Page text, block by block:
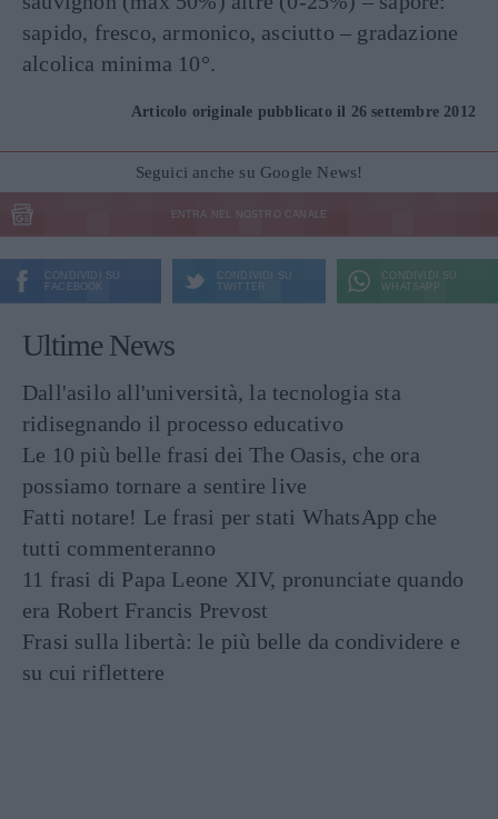
sapido, fresco, armonico, asciutto – gradazione
alcolica minima 10°.
Articolo originale pubblicato il 26 settembre 2012
Seguici anche su Google News!
ENTRA NEL NOSTRO CANALE
CONDIVIDI SU
FACEBOOK
CONDIVIDI SU
TWITTER
CONDIVIDI SU
WHATSAPP
Ultime News
Dall'asilo all'università, la tecnologia sta
ridisegnando il processo educativo
Le 10 più belle frasi dei The Oasis, che ora
possiamo tornare a sentire live
Fatti notare! Le frasi per stati WhatsApp che
tutti commenteranno
11 frasi di Papa Leone XIV, pronunciate quando
era Robert Francis Prevost
Frasi sulla libertà: le più belle da condividere e
su cui riflettere